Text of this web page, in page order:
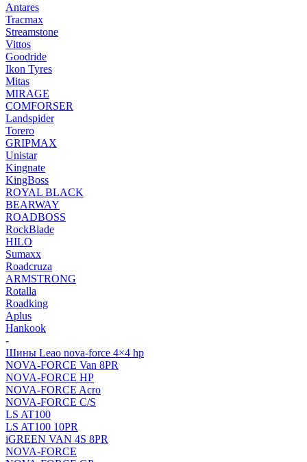
Antares
Tracmax
Streamstone
Vittos
Goodride
Ikon Tyres
Mitas
MIRAGE
COMFORSER
Landspider
Torero
GRIPMAX
Unistar
Kingnate
KingBoss
ROYAL BLACK
BEARWAY
ROADBOSS
RockBlade
HILO
Sumaxx
Roadcruza
ARMSTRONG
Rotalla
Roadking
Aplus
Hankook
-
Шины Leao nova-force 4×4 hp
NOVA-FORCE Van 8PR
NOVA-FORCE HP
NOVA-FORCE Acro
NOVA-FORCE C/S
LS AT100
LS AT100 10PR
iGREEN VAN 4S 8PR
NOVA-FORCE